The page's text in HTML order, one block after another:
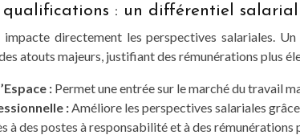
: un différentiel salarial
impacte directement les perspectives salariales.
atouts majeurs, justifiant des rémunérations plus
: Permet une entrée sur le marché du travail
:Améliore les perspectives salariales
à des postes à responsabilité et à des rémunérations